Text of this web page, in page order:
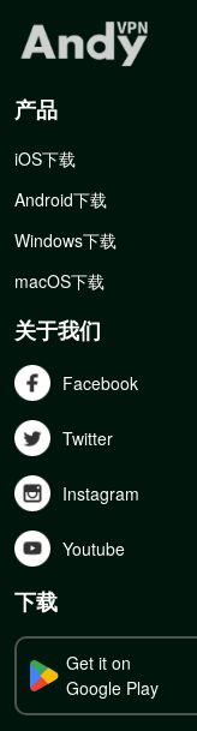
产品
iOS下载
Android下载
Windows下载
macOS下载
关于我们
Facebook
Twitter
Instagram
Youtube
下载
Get it on
Google Play